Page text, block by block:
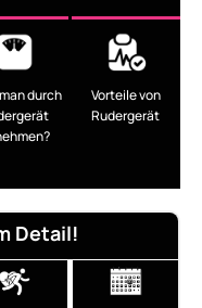
durch
Vorteile von
Rudergerät
Detail!